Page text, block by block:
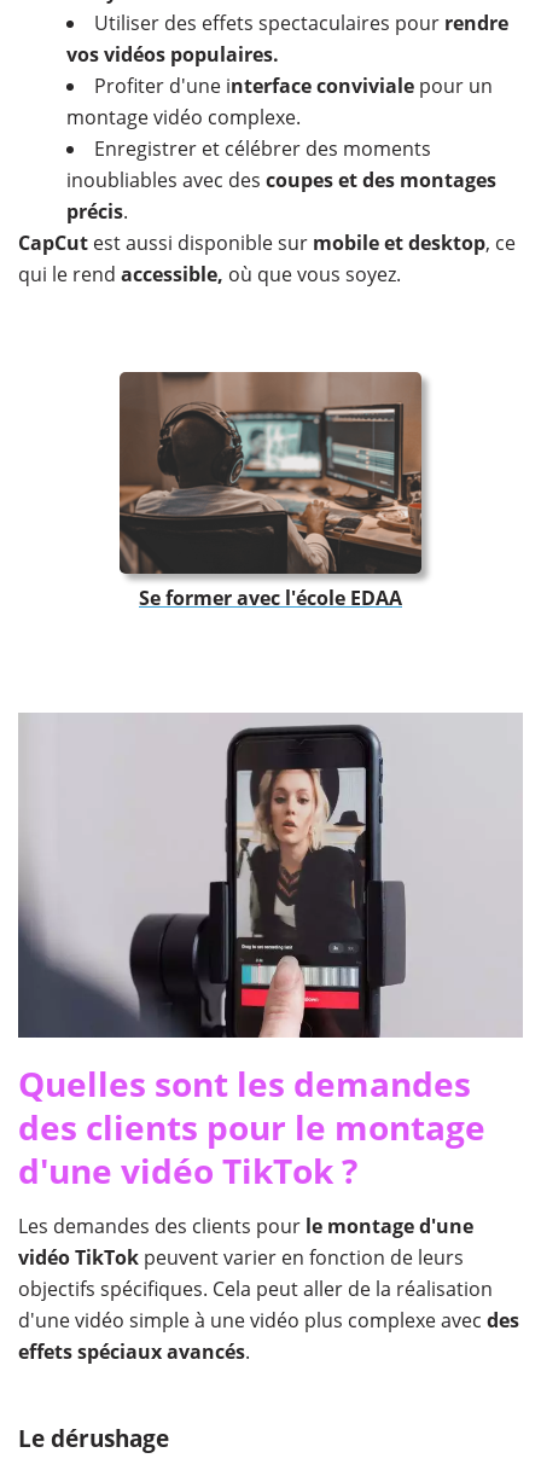
Utiliser des effets spectaculaires pour rendre
vos vidéos populaires.
Profiter d'une interface conviviale pour un
montage vidéo complexe.
Enregistrer et célébrer des moments
inoubliables avec des coupes et des montages
précis.
CapCut est aussi disponible sur mobile et desktop, ce
qui le rend accessible, où que vous soyez.
Se former avec l'école EDAA
Quelles sont les demandes
des clients pour le montage
d'une vidéo TikTok ?
Les demandes des clients pour le montage d'une
vidéo TikTok peuvent varier en fonction de leurs
objectifs spécifiques. Cela peut aller de la réalisation
d'une vidéo simple à une vidéo plus complexe avec des
effets spéciaux avancés.
Le dérushage